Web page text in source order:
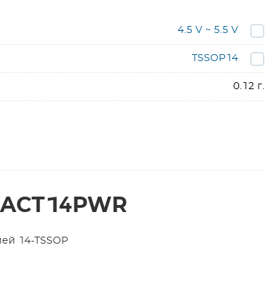
4.5 V ~ 5.5 V
TSSOP14
0.12 г.
14-TSSOP